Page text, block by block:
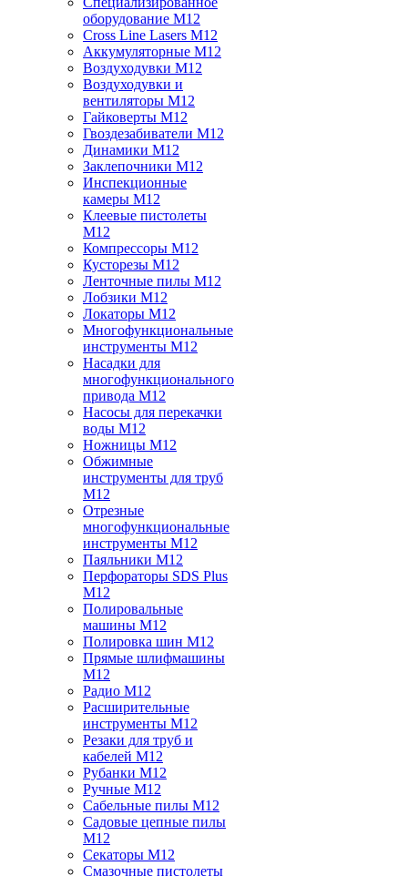
оборудование M12
Cross Line Lasers M12
Аккумуляторные M12
Воздуходувки M12
Воздуходувки и
вентиляторы M12
Гайковерты M12
Гвоздезабиватели M12
Динамики M12
Заклепочники M12
Инспекционные
камеры M12
Клеевые пистолеты
M12
Компрессоры M12
Кусторезы M12
Ленточные пилы M12
Лобзики M12
Локаторы M12
Многофункциональные
инструменты M12
Насадки для
многофункционального
привода M12
Насосы для перекачки
воды M12
Ножницы M12
Обжимные
инструменты для труб
M12
Отрезные
многофункциональные
инструменты M12
Паяльники M12
Перфораторы SDS Plus
M12
Полировальные
машины M12
Полировка шин M12
Прямые шлифмашины
M12
Радио M12
Расширительные
инструменты M12
Резаки для труб и
кабелей M12
Рубанки M12
Ручные M12
Сабельные пилы M12
Садовые цепные пилы
M12
Секаторы M12
Смазочные пистолеты